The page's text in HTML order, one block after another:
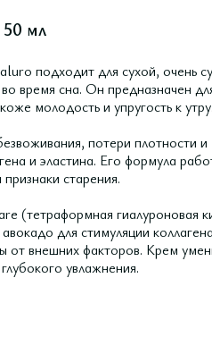
мл
подходит для сухой, очень
время сна. Он предназначен
молодость и упругость к утру.
потери плотности
и эластина. Его формула
старения.
(тетраформная гиалуроновая
для стимуляции
от внешних факторов. Крем
увлажнения.